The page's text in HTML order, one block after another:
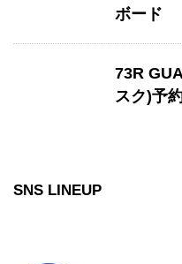
ボード
73R
スク)予
SNS LINEUP